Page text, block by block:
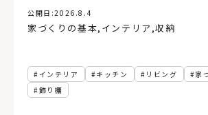
公開日:2026.8.4
家づくりの基本, インテリア ,収納
インテリア キッチン リビング 家
飾り棚